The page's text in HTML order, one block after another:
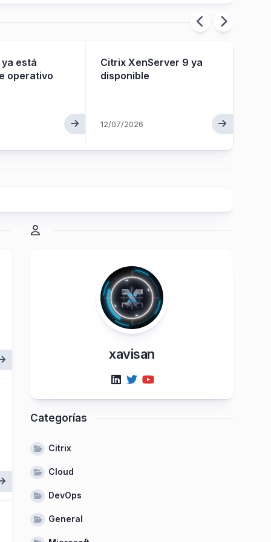
ya está
operativo
Citrix XenServer 9 ya
disponible
12/07/2026
xavisan
Categorías
Citrix
Cloud
DevOps
General